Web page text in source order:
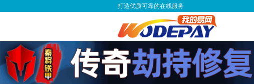
打造优质可靠的在线服务